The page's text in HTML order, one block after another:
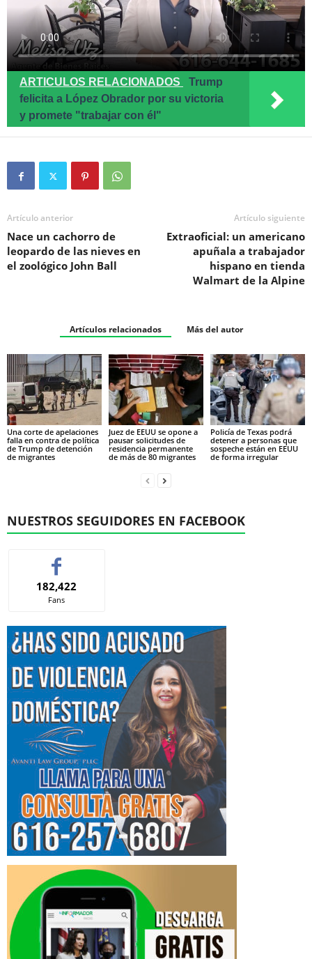
ARTICULOS RELACIONADOS
Trump
felicita a López Obrador por su victoria
y promete "trabajar con él"
Artículo anterior
Nace un cachorro de
leopardo de las nieves en
el zoológico John Ball
Artículo siguiente
Extraoficial: un americano
apuñala a trabajador
hispano en tienda
Walmart de la Alpine
Artículos relacionados Más del autor
Una corte de apelaciones
falla en contra de política
de Trump de detención
de migrantes
Juez de EEUU se opone a
pausar solicitudes de
residencia permanente
de más de 80 migrantes
Policía de Texas podrá
detener a personas que
sospeche están en EEUU
de forma irregular
NUESTROS SEGUIDORES EN FACEBOOK
182,422
Fans